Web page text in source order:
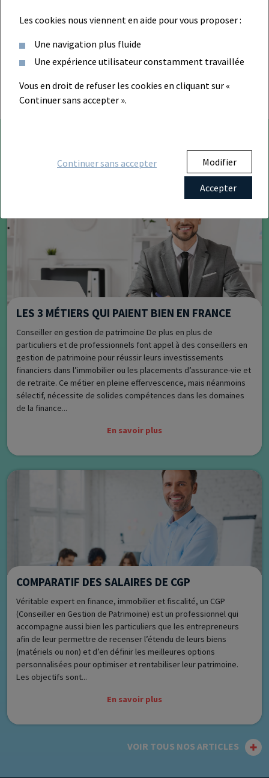
Nos derniers articles sur les avantages
d’être CGP
LES 3 MÉTIERS QUI PAIENT BIEN EN FRANCE
Conseiller en gestion de patrimoine De plus en plus de
particuliers et de professionnels font appel à des conseillers en
gestion de patrimoine pour réussir leurs investissements
financiers dans l’immobilier ou les placements d’assurance-vie et
de retraite. Ce métier en pleine effervescence, mais néanmoins
sélectif, nécessite de solides compétences dans les domaines
de la finance...
En savoir plus
COMPARATIF DES SALAIRES DE CGP
Véritable expert en finance, immobilier et fiscalité, un CGP
(Conseiller en Gestion de Patrimoine) est un professionnel qui
accompagne aussi bien les particuliers que les entrepreneurs
afin de leur permettre de recenser l’étendu de leurs biens
(matériels ou non) et d’en définir les meilleures options
personnalisées pour optimiser et rentabiliser leur patrimoine.
Les objectifs sont...
En savoir plus
VOIR TOUS NOS ARTICLES
Les cookies nous viennent en aide pour vous proposer :
Une navigation plus fluide
Une expérience utilisateur constamment travaillée
Vous en droit de refuser les cookies en cliquant sur «
Continuer sans accepter ».
Continuer sans accepter Modifier
Accepter